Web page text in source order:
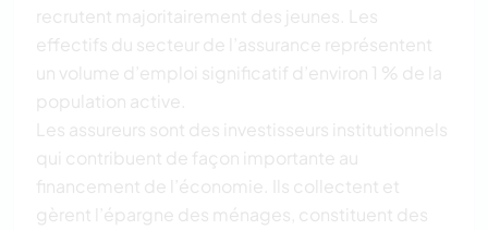
recrutent majoritairement des jeunes. Les
effectifs du secteur de l’assurance représentent
un volume d’emploi significatif d’environ 1 % de la
population active.
Les assureurs sont des investisseurs institutionnels
qui contribuent de façon importante au
financement de l’économie. Ils collectent et
gèrent l’épargne des ménages, constituent des